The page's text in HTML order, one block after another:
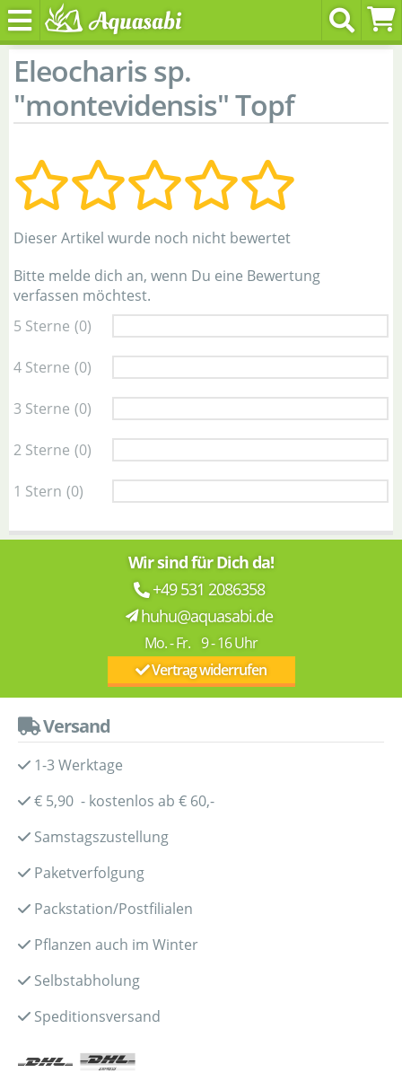
Eleocharis sp.
"montevidensis" Topf
Dieser Artikel wurde noch nicht bewertet
Bitte melde dich an, wenn Du eine Bewertung
verfassen möchtest.
5 Sterne (0)
4 Sterne (0)
3 Sterne (0)
2 Sterne (0)
1 Stern (0)
Wir sind für Dich da!
+49 531 2086358
huhu@aquasabi.de
Mo. - Fr. 9 - 16 Uhr
Vertrag widerrufen
Versand
1-3 Werktage
€ 5,90 - kostenlos ab € 60,-
Samstagszustellung
Paketverfolgung
Packstation/Postfilialen
Pflanzen auch im Winter
Selbstabholung
Speditionsversand